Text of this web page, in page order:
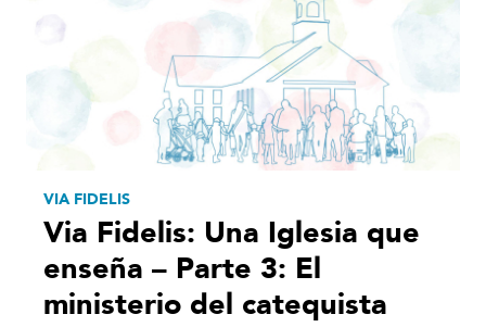
VIA FIDELIS
Via Fidelis: Una Iglesia que
enseña – Parte 3: El
ministerio del catequista